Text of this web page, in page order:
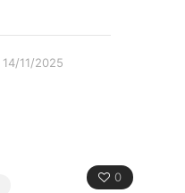
14/11/2025
0